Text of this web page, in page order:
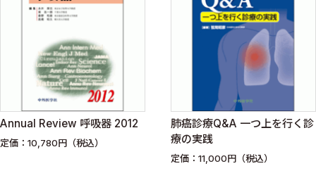
Annual Review 呼吸器 2012
定価：10,780円（税込）
肺癌診療Q&A 一つ上を行く診
療の実践
定価：11,000円（税込）